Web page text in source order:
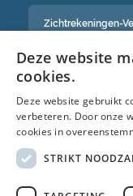
Zichtrekeningen-
Een volledig
Deze website
cookies.
Deze website gebruikt
verbeteren. Door onze
cookies in
STRIKT